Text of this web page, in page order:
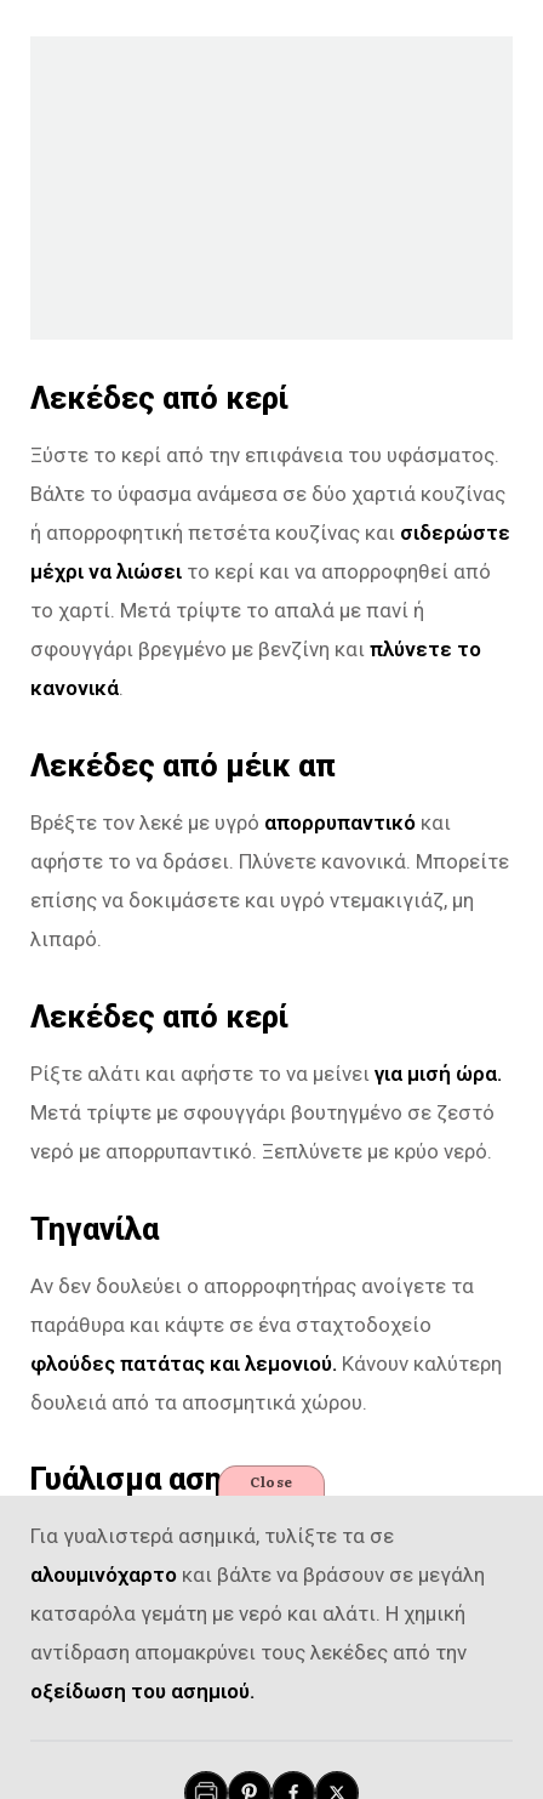
Λεκέδες από κερί
Ξύστε το κερί από την επιφάνεια του υφάσματος.
Βάλτε το ύφασμα ανάμεσα σε δύο χαρτιά κουζίνας
ή απορροφητική πετσέτα κουζίνας και σιδερώστε
μέχρι να λιώσει το κερί και να απορροφηθεί από
το χαρτί. Μετά τρίψτε το απαλά με πανί ή
σφουγγάρι βρεγμένο με βενζίνη και πλύνετε το
κανονικά
Λεκέδες από μέικ απ
Βρέξτε τον λεκέ με υγρό απορρυπαντικό και
αφήστε το να δράσει. Πλύνετε κανονικά. Μπορείτε
επίσης να δοκιμάσετε και υγρό ντεμακιγιάζ, μη
λιπαρό.
Λεκέδες από κερί
Ρίξτε αλάτι και αφήστε το να μείνει για μισή ώρα.
Μετά τρίψτε με σφουγγάρι βουτηγμένο σε ζεστό
νερό με απορρυπαντικό. Ξεπλύνετε με κρύο νερό.
Τηγανίλα
Αν δεν δουλεύει ο απορροφητήρας ανοίγετε τα
παράθυρα και κάψτε σε ένα σταχτοδοχείο
φλούδες πατάτας και λεμονιού. Κάνουν καλύτερη
δουλειά από τα αποσμητικά χώρου.
Γυάλισμα ασημικών
Για γυαλιστερά ασημικά, τυλίξτε τα σε
αλουμινόχαρτο και βάλτε να βράσουν σε μεγάλη
κατσαρόλα γεμάτη με νερό και αλάτι. Η χημική
αντίδραση απομακρύνει τους λεκέδες από την
οξείδωση του ασημιού.
Close